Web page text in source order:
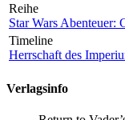
Reihe
Star Wars Abenteuer:
Timeline
Herrschaft des
Verlagsinfo